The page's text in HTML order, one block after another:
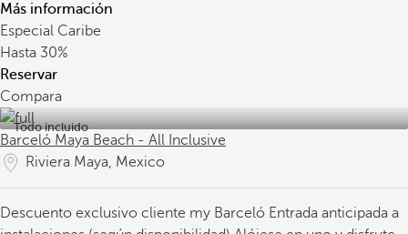
Más información
Especial Caribe
Hasta 30%
Reservar
Compara
Todo incluido
Barceló Maya Beach - All Inclusive
Riviera Maya, Mexico
Descuento exclusivo cliente my Barceló Entrada anticipada a